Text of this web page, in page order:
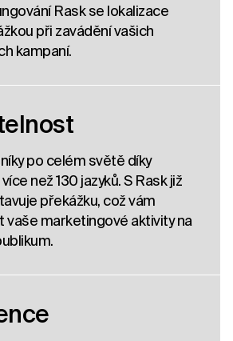
Rask se lokalizace
při zavádění vašich
kampaní.
po celém světě díky
než 130 jazyků. S Rask již
překážku, což vám
vaše marketingové aktivity na